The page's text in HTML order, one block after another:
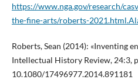
https://www.nga.gov/research/
the-fine-arts/roberts-
Roberts, Sean (2014): «Inventing
Intellectual History Review, 24:3,
10.1080/17496977.2014.891181